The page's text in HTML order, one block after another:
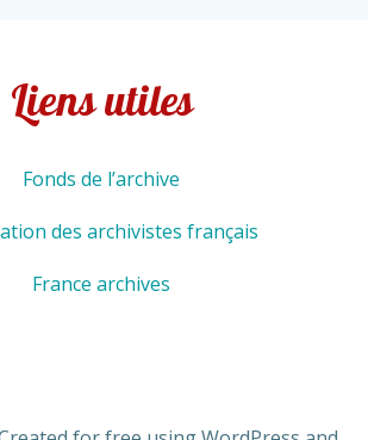
Liens utiles
Fonds de l’archive
des archivistes français
France archives